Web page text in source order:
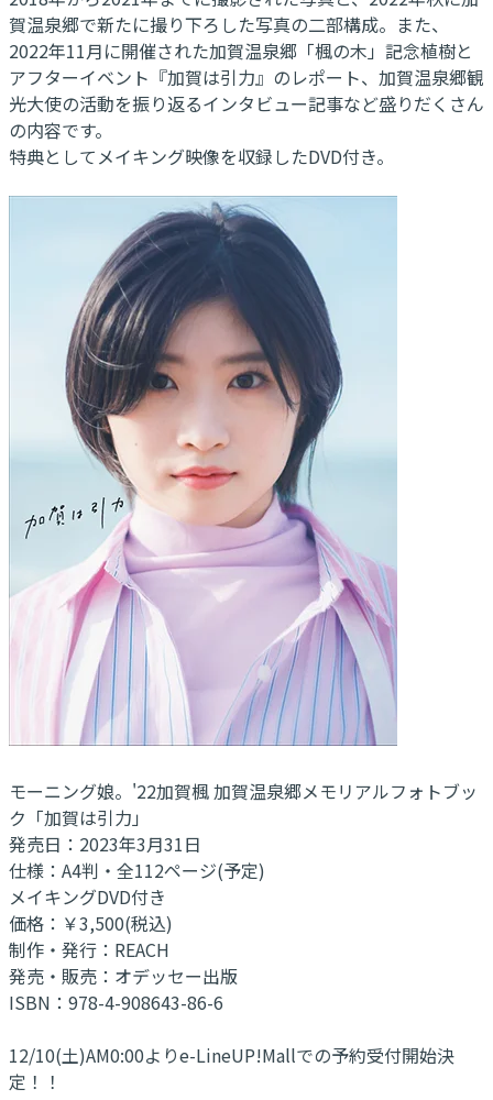
賀温泉郷で新たに撮り下ろした写真の二部構成。また、
2022年11月に開催された加賀温泉郷「楓の木」記念植樹と
アフターイベント『加賀は引力』のレポート、加賀温泉郷観
光大使の活動を振り返るインタビュー記事など盛りだくさん
の内容です。
特典としてメイキング映像を収録したDVD付き。
モーニング娘。'22加賀楓 加賀温泉郷メモリアルフォトブッ
ク「加賀は引力」
発売日：2023年3月31日
仕様：A4判・全112ページ(予定)
メイキングDVD付き
価格：￥3,500(税込)
制作・発行：REACH
発売・販売：オデッセー出版
ISBN：978-4-908643-86-6
12/10(土)AM0:00よりe-LineUP!Mallでの予約受付開始決
定！！